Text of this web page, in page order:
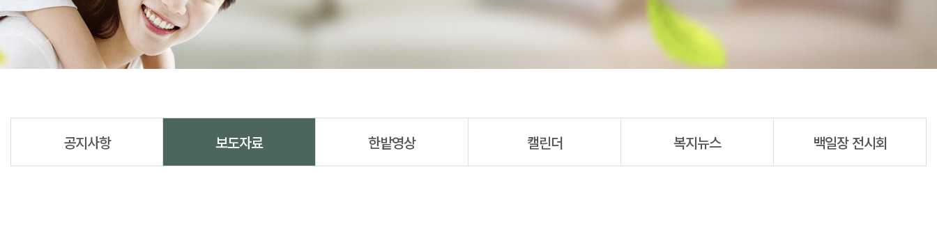
공지사항 보도자료 한밭영상 캘린더 복지뉴스 백일장 전시회